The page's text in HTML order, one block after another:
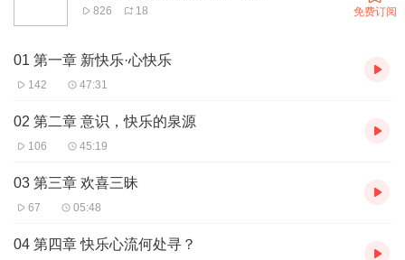
826 18 免费订阅
01 第一章 新快乐·心快乐
142 47:31
02 第二章 意识，快乐的泉源
106 45:19
03 第三章 欢喜三昧
67 05:48
04 第四章 快乐心流何处寻？